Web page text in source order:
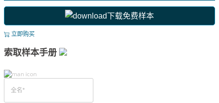
下载免费样本
立即购买
索取样本手册